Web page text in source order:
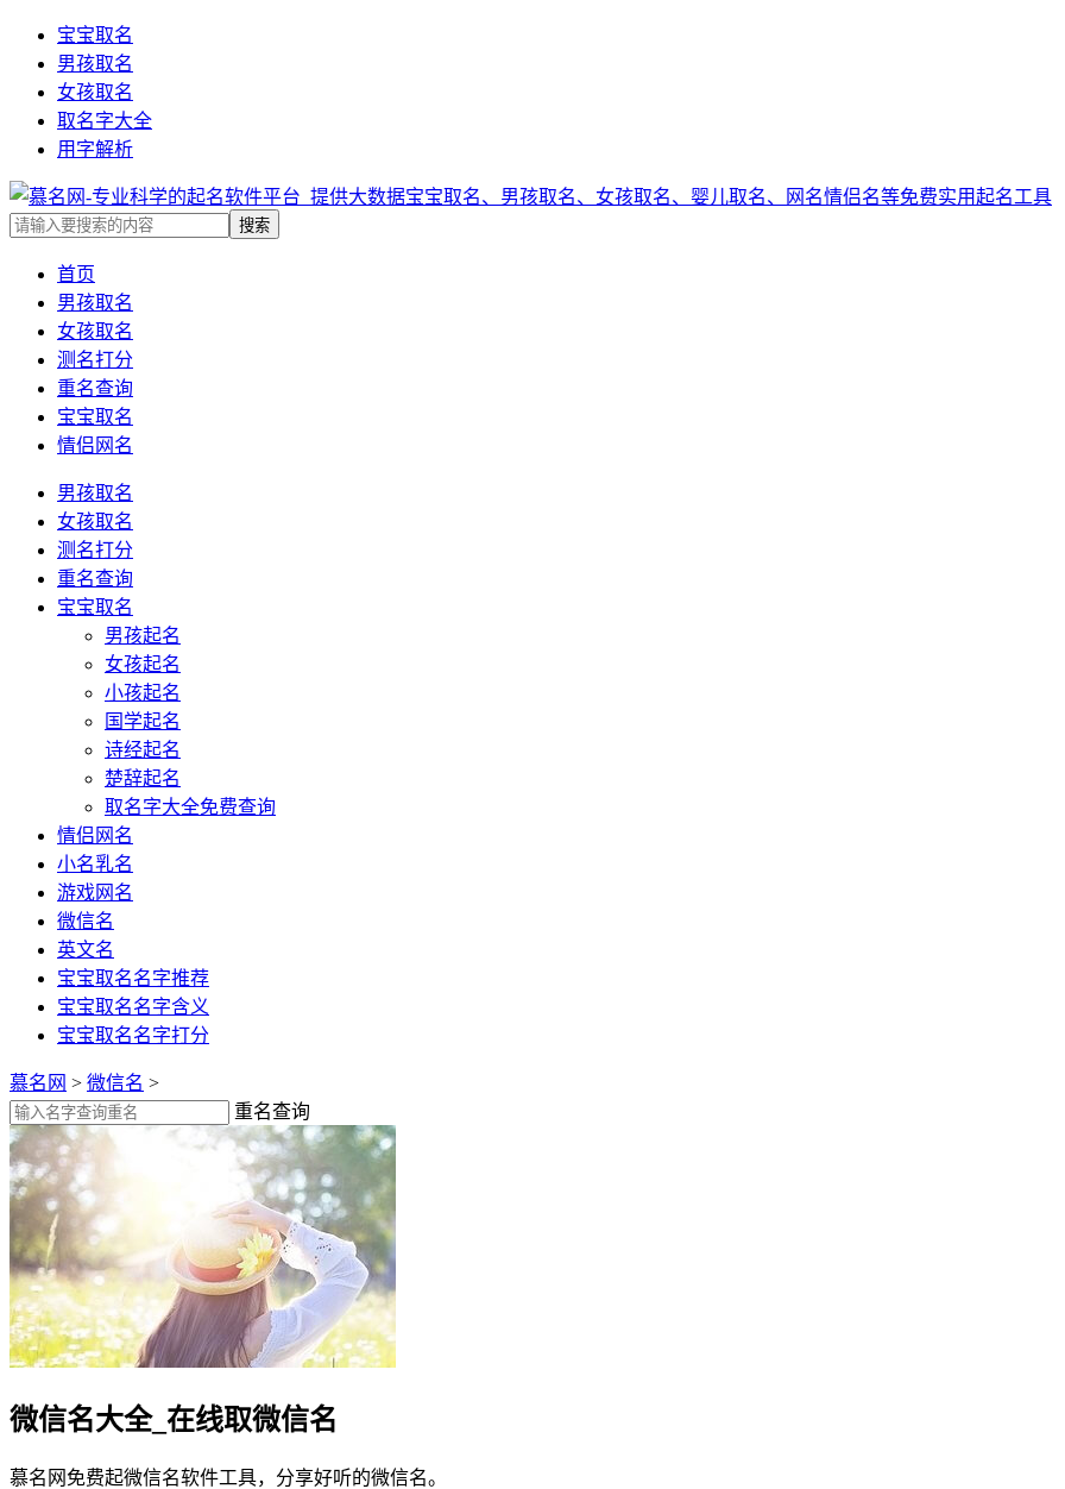
宝宝取名
男孩取名
女孩取名
取名字大全
用字解析
首页
男孩取名
女孩取名
测名打分
重名查询
宝宝取名
情侣网名
男孩取名
女孩取名
测名打分
重名查询
宝宝取名
男孩起名
女孩起名
小孩起名
国学起名
诗经起名
楚辞起名
取名字大全免费查询
情侣网名
小名乳名
游戏网名
微信名
英文名
宝宝取名名字推荐
宝宝取名名字含义
宝宝取名名字打分
慕名网 > 微信名 >
重名查询
微信名大全_在线取微信名
慕名网免费起微信名软件工具，分享好听的微信名。